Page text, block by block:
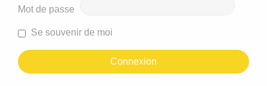
Mot de passe
Se souvenir de moi